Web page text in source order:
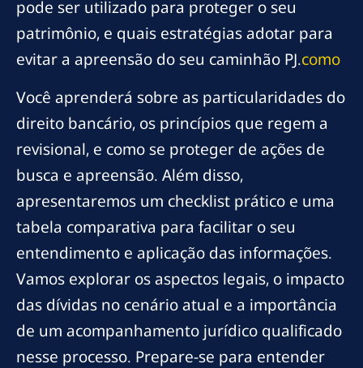
pode ser utilizado para proteger o seu
patrimônio, e quais estratégias adotar para
evitar a apreensão do seu caminhão PJ.como
Você aprenderá sobre as particularidades do
direito bancário, os princípios que regem a
revisional, e como se proteger de ações de
busca e apreensão. Além disso,
apresentaremos um checklist prático e uma
tabela comparativa para facilitar o seu
entendimento e aplicação das informações.
Vamos explorar os aspectos legais, o impacto
das dívidas no cenário atual e a importância
de um acompanhamento jurídico qualificado
nesse processo. Prepare-se para entender